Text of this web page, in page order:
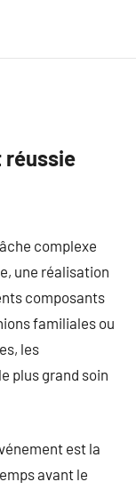
réussie
complexe
une réalisation
composants
familiales ou
les
plus grand soin
est la
avant le